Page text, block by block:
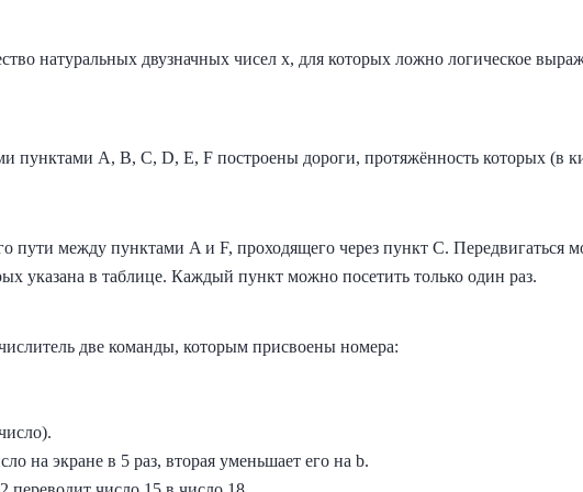
натуральных двузначных чисел x, для которых ложно логическое
пунктами A, B, C, D, E, F построены дороги, протяжённость которых (в
пути между пунктами A и F, проходящего через пункт С. Передвигаться
указана в таблице. Каждый пункт можно посетить только один раз.
две команды, которым присвоены номера:
на экране в 5 раз, вторая уменьшает его на b.